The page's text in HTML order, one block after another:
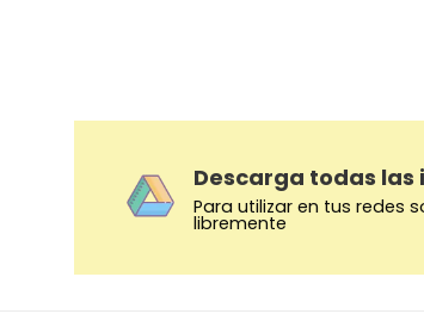
Descarga todas las
Para utilizar en tus redes
libremente